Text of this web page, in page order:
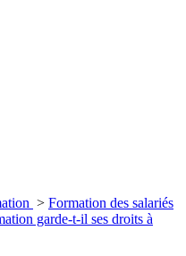
> Formation des salariés
garde-t-il ses droits à